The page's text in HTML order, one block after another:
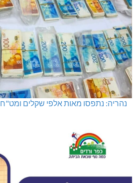
נהריה: נתפסו מאות אלפי שקלים ומט"ח